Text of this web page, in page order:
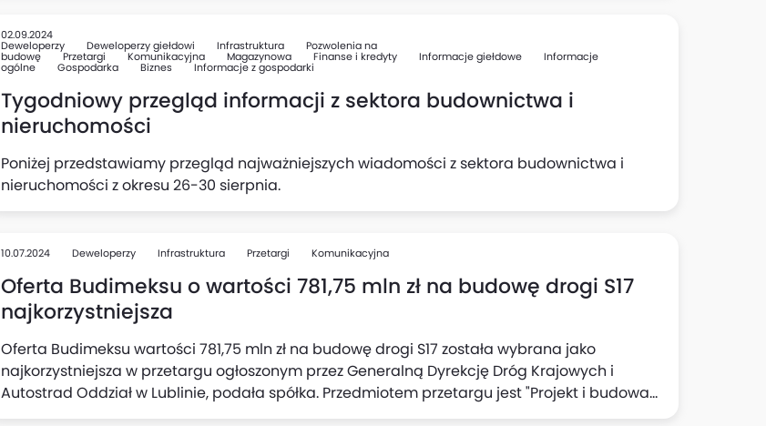
02.09.2024
Deweloperzy Deweloperzy giełdowi Infrastruktura Pozwolenia na
budowę Przetargi Komunikacyjna Magazynowa Finanse i kredyty Informacje giełdowe Informacje
ogólne Gospodarka Biznes Informacje z gospodarki
Tygodniowy przegląd informacji z sektora budownictwa i
nieruchomości
Poniżej przedstawiamy przegląd najważniejszych wiadomości z sektora budownictwa i
nieruchomości z okresu 26-30 sierpnia.
10.07.2024 Deweloperzy Infrastruktura Przetargi Komunikacyjna
Oferta Budimeksu o wartości 781,75 mln zł na budowę drogi S17
najkorzystniejsza
Oferta Budimeksu wartości 781,75 mln zł na budowę drogi S17 została wybrana jako
najkorzystniejsza w przetargu ogłoszonym przez Generalną Dyrekcję Dróg Krajowych i
Autostrad ‎Oddział w Lublinie, podała spółka. Przedmiotem przetargu jest "Projekt i budowa
drogi ekspresowej S17 Piaski-Hrebenne, Odcinek nr 3: węzeł 'Krasnystaw Północ' (Krasnystaw